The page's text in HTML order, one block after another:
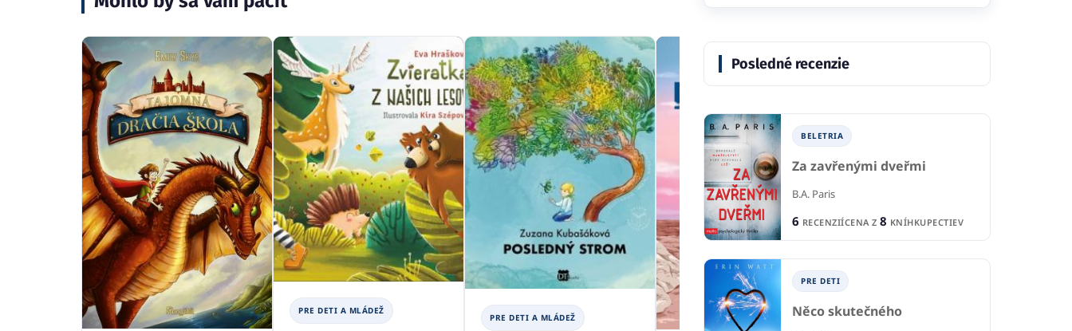
PRE DETI A MLÁDEŽ
PRE DETI A MLÁDEŽ
Posledné recenzie
BELETRIA
Za zavřenými dveřmi
B.A. Paris
6 RECENZIÍCENA Z 8 KNÍHKUPECTIEV
PRE DETI
Něco skutečného